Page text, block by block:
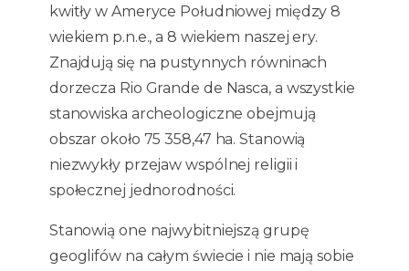
kwitły w Ameryce Południowej między 8
wiekiem p.n.e., a 8 wiekiem naszej ery.
Znajdują się na pustynnych równinach
dorzecza Rio Grande de Nasca, a wszystkie
stanowiska archeologiczne obejmują
obszar około 75 358,47 ha. Stanowią
niezwykły przejaw wspólnej religii i
społecznej jednorodności.
Stanowią one najwybitniejszą grupę
geoglifów na całym świecie i nie mają sobie